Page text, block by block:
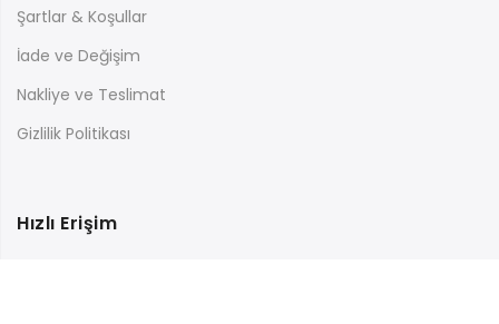
Şartlar & Koşullar
İade ve Değişim
Nakliye ve Teslimat
Gizlilik Politikası
Hızlı Erişim